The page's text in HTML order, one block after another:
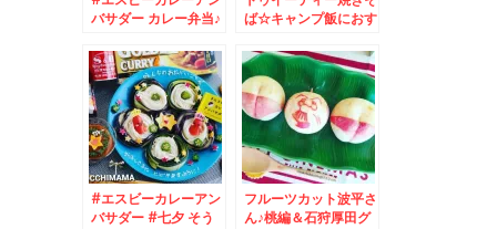
バサダー カレー弁当♪
ｗ
ば☆キャンプ飯におす
ーアンバサダー
#エスビーカレーアン
バサダー #七夕 そう
フルーツカット波平さ
ん♪桃編＆石狩厚田グ